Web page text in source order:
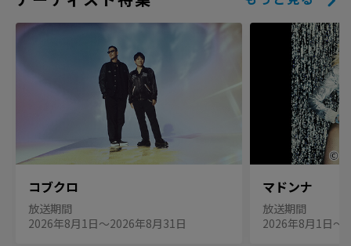
コブクロ
放送期間
2026年8月1日〜2026年8月31日
マドンナ
放送期間
2026年8月1日〜